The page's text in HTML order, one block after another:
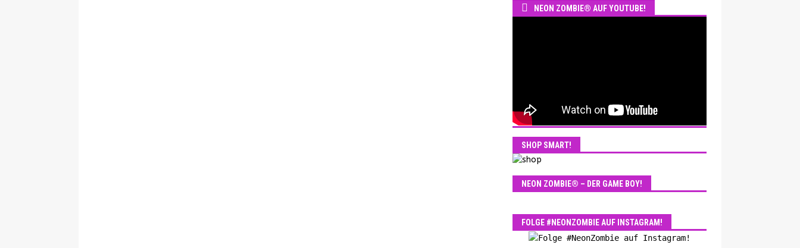
NEON ZOMBIE® AUF YOUTUBE!
SHOP SMART!
NEON ZOMBIE® – DER GAME BOY!
FOLGE #NEONZOMBIE AUF INSTAGRAM!